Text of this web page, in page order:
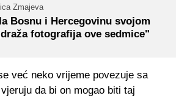
Zmajeva
Bosnu i Hercegovinu svojom
fotografija ove sedmice"
već neko vrijeme povezuje sa
da bi on mogao biti taj